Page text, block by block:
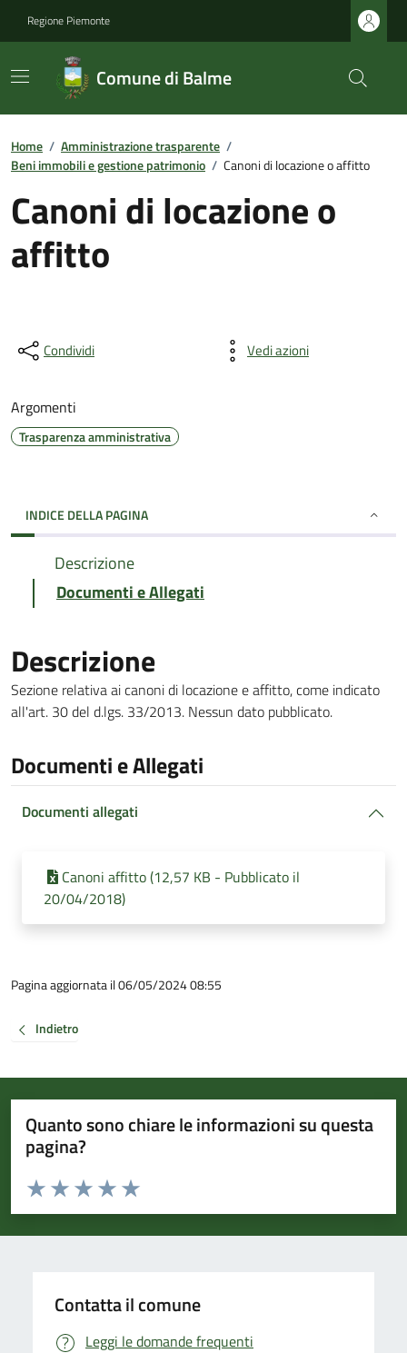
Regione Piemonte
Comune di Balme
Home / Amministrazione trasparente /
Beni immobili e gestione patrimonio / Canoni di locazione o affitto
Canoni di locazione o
affitto
Condividi Vedi azioni
Argomenti
Trasparenza amministrativa
INDICE DELLA PAGINA
Descrizione
Documenti e Allegati
Descrizione
Sezione relativa ai canoni di locazione e affitto, come indicato
all'art. 30 del d.lgs. 33/2013. Nessun dato pubblicato.
Documenti e Allegati
Documenti allegati
Canoni affitto (12,57 KB - Pubblicato il
20/04/2018)
Pagina aggiornata il 06/05/2024 08:55
Indietro
Quanto sono chiare le informazioni su questa
pagina?
Valuta da 1 a 5 stelle la pagina
Valuta 5 stelle su 5
Valuta 4 stelle su 5
Valuta 3 stelle su 5
Valuta 2 stelle su 5
Valuta 1 stelle su 5
Contatta il comune
Leggi le domande frequenti